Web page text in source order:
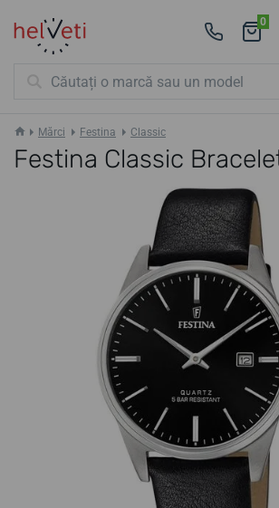
0
Mărci Festina Classic
Festina Classic